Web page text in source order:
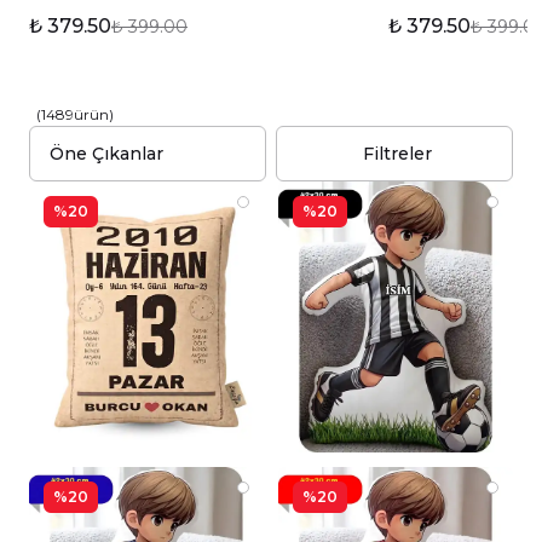
₺ 379.50₺ 399.00
₺ 379.50₺
(1489ürün)
Filtreler
%20 %20
%20 %20